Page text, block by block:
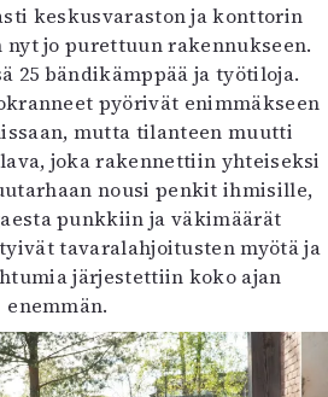
keskusvaraston ja konttorin
nyt jo purettuun rakennukseen.
25 bändikämppää ja työtiloja.
pyörivät enimmäkseen
mutta tilanteen muutti
joka rakennettiin yhteiseksi
nousi penkit ihmisille,
punkkiin ja väkimäärät
tavaralahjoitusten myötä ja
järjestettiin koko ajan
enemmän.